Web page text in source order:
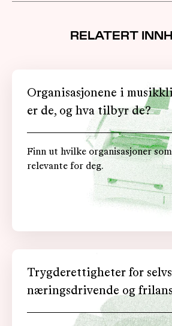
RELATERT
Organisasjonene i
er de, og hva tilbyr de?
Finn ut hvilke organisasjoner
relevante for deg.
Trygderettigheter for
næringsdrivende og